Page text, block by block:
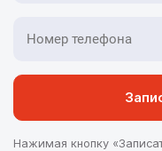
Нажимая кнопку